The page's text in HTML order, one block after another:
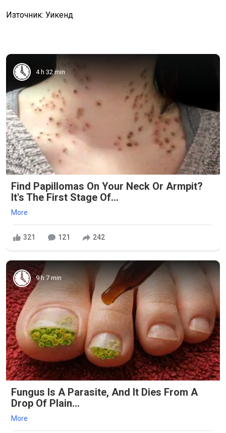
Източник: Уикенд
4 h 32 min
Find Papillomas On Your Neck Or Armpit?
It's The First Stage Of...
More
321 121 242
9 h 7 min
Fungus Is A Parasite, And It Dies From A
Drop Of Plain...
More